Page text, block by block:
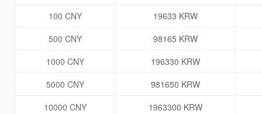
100 CNY
19633 KRW
500 CNY
98165 KRW
1000 CNY
196330 KRW
5000 CNY
981650 KRW
10000 CNY
1963300 KRW